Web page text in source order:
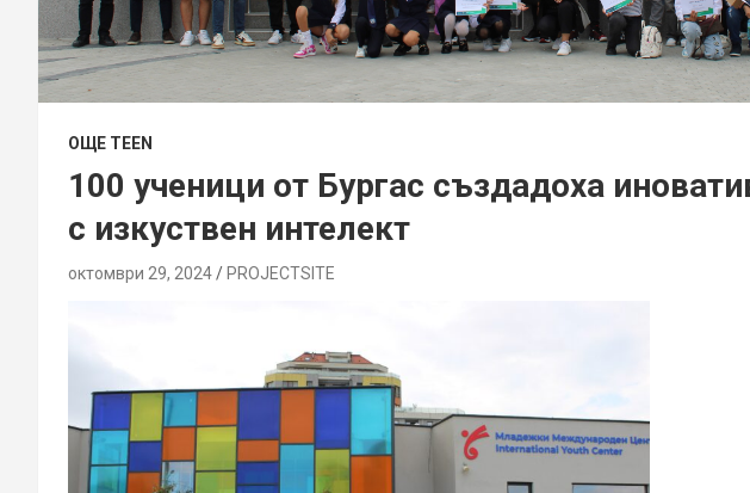
ОЩЕ TEEN
100 ученици от Бургас създадоха
с изкуствен интелект
октомври 29, 2024 PROJECTSITЕ